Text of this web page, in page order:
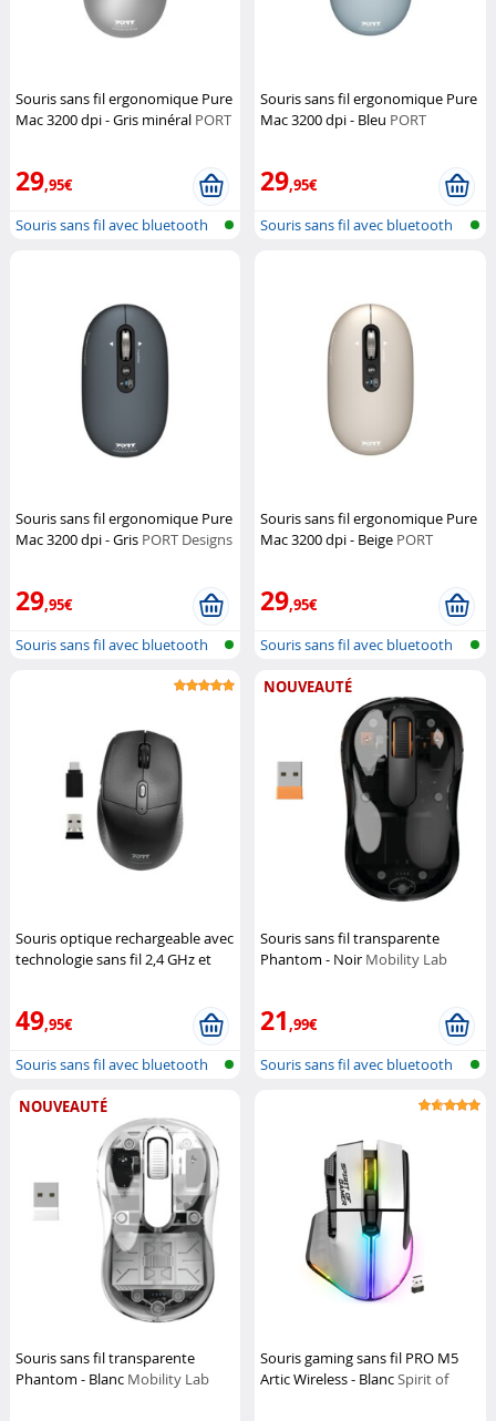
Souris sans fil ergonomique Pure
Mac 3200 dpi - Gris minéral PORT
29,95€
Souris sans fil avec bluetooth
Souris sans fil ergonomique Pure
Mac 3200 dpi - Bleu PORT
29,95€
Souris sans fil avec bluetooth
Souris sans fil ergonomique Pure
Mac 3200 dpi - Gris PORT Designs
29,95€
Souris sans fil avec bluetooth
Souris sans fil ergonomique Pure
Mac 3200 dpi - Beige PORT
29,95€
Souris sans fil avec bluetooth
Souris optique rechargeable avec
technologie sans fil 2,4 GHz et
49,95€
Souris sans fil avec bluetooth
NOUVEAUTÉ
Souris sans fil transparente
Phantom - Noir Mobility Lab
21,99€
Souris sans fil avec bluetooth
NOUVEAUTÉ
Souris sans fil transparente
Phantom - Blanc Mobility Lab
Souris gaming sans fil PRO M5
Artic Wireless - BlancSpirit of